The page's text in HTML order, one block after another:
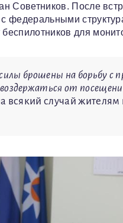
Советников. После
с федеральными
для
брошены на борьбу с
от
всякий случай жителям